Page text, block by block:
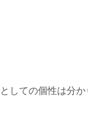
しての個性は分